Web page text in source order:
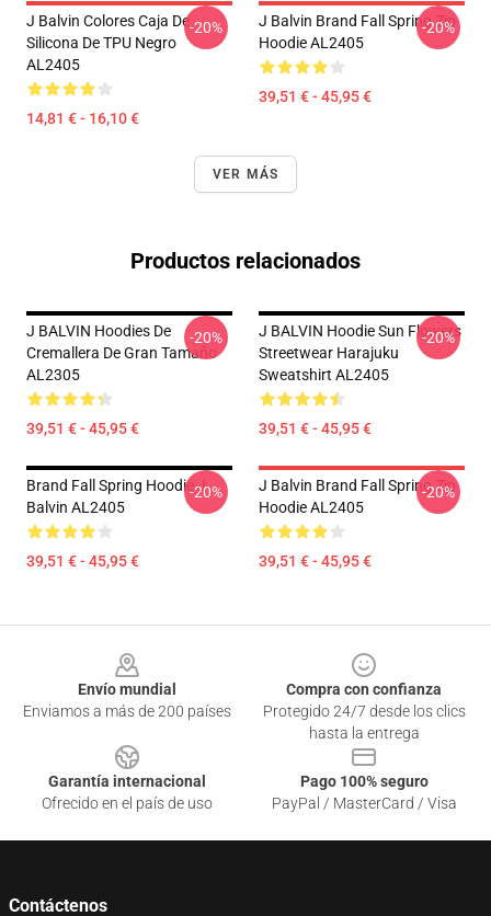
J Balvin Colores Caja De
Silicona De TPU Negro
AL2405
14,81 € - 16,10 €
-20%
J Balvin Brand Fall Spring Zip
Hoodie AL2405
39,51 € - 45,95 €
-20%
VER MÁS
Productos relacionados
J BALVIN Hoodies De
Cremallera De Gran Tamaño
AL2305
39,51 € - 45,95 €
-20%
J BALVIN Hoodie Sun Flowers
Streetwear Harajuku
Sweatshirt AL2405
39,51 € - 45,95 €
-20%
Brand Fall Spring Hoodie J
Balvin AL2405
39,51 € - 45,95 €
-20%
J Balvin Brand Fall Spring Zip
Hoodie AL2405
39,51 € - 45,95 €
-20%
Envío mundial
Enviamos a más de 200 países
Compra con confianza
Protegido 24/7 desde los clics
hasta la entrega
Garantía internacional
Ofrecido en el país de uso
Pago 100% seguro
PayPal / MasterCard / Visa
Contáctenos